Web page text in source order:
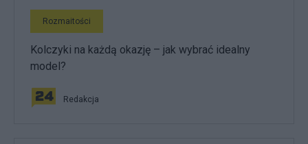
Rozmaitości
Kolczyki na każdą okazję – jak wybrać idealny
model?
Redakcja